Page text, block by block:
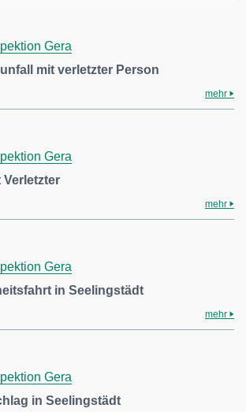
Gera
mit verletzter Person
mehr
Gera
Verletzter
mehr
Gera
in Seelingstädt
mehr
Gera
in Seelingstädt